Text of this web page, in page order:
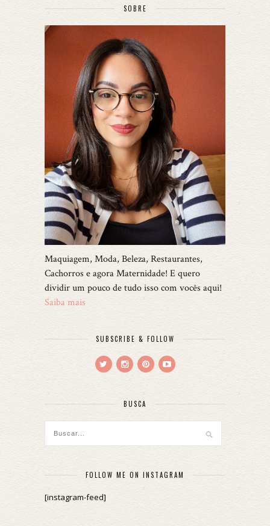
SOBRE
Maquiagem, Moda, Beleza, Restaurantes,
Cachorros e agora Maternidade! E quero
dividir um pouco de tudo isso com vocês aqui!
Saiba mais
SUBSCRIBE & FOLLOW
BUSCA
FOLLOW ME ON INSTAGRAM
[instagram-feed]